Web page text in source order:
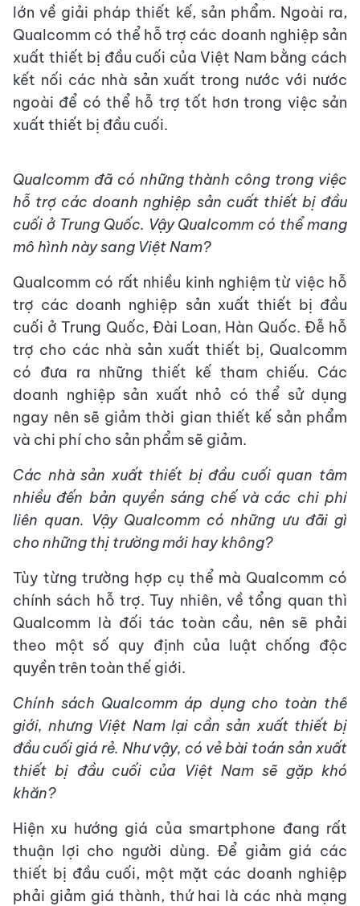
lớn về giải pháp thiết kế, sản phẩm. Ngoài ra,
Qualcomm có thể hỗ trợ các doanh nghiệp sản
xuất thiết bị đầu cuối của Việt Nam bằng cách
kết nối các nhà sản xuất trong nước với nước
ngoài để có thể hỗ trợ tốt hơn trong việc sản
xuất thiết bị đầu cuối.
Qualcomm đã có những thành công trong việc
hỗ trợ các doanh nghiệp sản cuất thiết bị đầu
cuối ở Trung Quốc. Vậy Qualcomm có thể mang
mô hình này sang Việt Nam?
Qualcomm có rất nhiều kinh nghiệm từ việc hỗ
trợ các doanh nghiệp sản xuất thiết bị đầu
cuối ở Trung Quốc, Đài Loan, Hàn Quốc. Đễ hỗ
trợ cho các nhà sản xuất thiết bị, Qualcomm
có đưa ra những thiết kế tham chiếu. Các
doanh nghiệp sản xuất nhỏ có thể sử dụng
ngay nên sẽ giảm thời gian thiết kế sản phẩm
và chi phí cho sản phẩm sẽ giảm.
Các nhà sản xuất thiết bị đầu cuối quan tâm
nhiều đến bản quyền sáng chế và các chi phí
liên quan. Vậy Qualcomm có những ưu đãi gì
cho những thị trường mới hay không?
Tùy từng trường hợp cụ thể mà Qualcomm có
chính sách hỗ trợ. Tuy nhiên, về tổng quan thì
Qualcomm là đối tác toàn cầu, nên sẽ phải
theo một số quy định của luật chống độc
quyền trên toàn thế giới.
Chính sách Qualcomm áp dụng cho toàn thế
giới, nhưng Việt Nam lại cần sản xuất thiết bị
đầu cuối giá rẻ. Như vậy, có vẻ bài toán sản xuất
thiết bị đầu cuối của Việt Nam sẽ gặp khó
khăn?
Hiện xu hướng giá của smartphone đang rất
thuận lợi cho người dùng. Để giảm giá các
thiết bị đầu cuối, một mặt các doanh nghiệp
phải giảm giá thành, thứ hai là các nhà mạng